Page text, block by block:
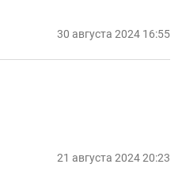
30 августа 2024 16:55
21 августа 2024 20:23